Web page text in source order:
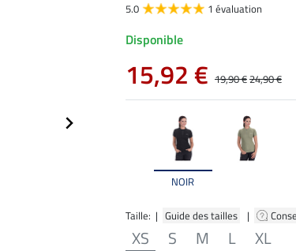
NOIR
Taille: | Guide des tailles |
XS S M L XL
5.0
1 évaluation
Disponible
15,92 € 19,90 €24,90 €